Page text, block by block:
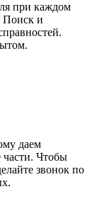
при каждом
Поиск и
даем
части. Чтобы
звонок по